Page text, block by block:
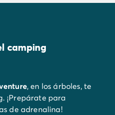
camping
, en los árboles, te
¡Prepárate para
de adrenalina!